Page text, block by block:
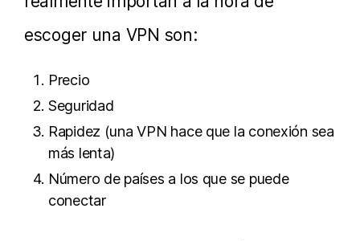
escoger una VPN son:
Precio
Seguridad
Rapidez (una VPN hace que la conexión sea
más lenta)
Número de países a los que se puede
conectar